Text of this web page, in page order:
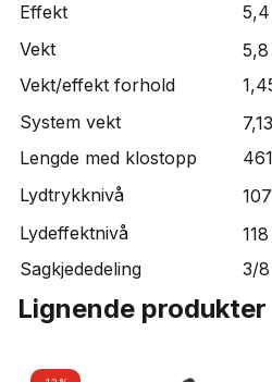
Effekt
Vekt
Vekt/effekt forhold
System vekt
Lengde med klostopp
Lydtrykknivå
Lydeffektnivå
Sagkjededeling 3/8
Lignende produkter